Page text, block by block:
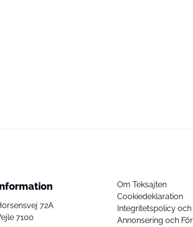
72A
7100
Om Teksajten
Cookiedeklaration
Integritetspolicy
Annonsering och